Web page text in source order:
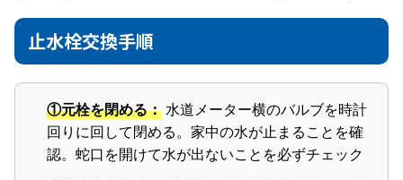
止水栓交換手順
①元栓を閉める：水道メーター横のバルブを時計
回りに回して閉める。家中の水が止まることを確
認。蛇口を開けて水が出ないことを必ずチェック